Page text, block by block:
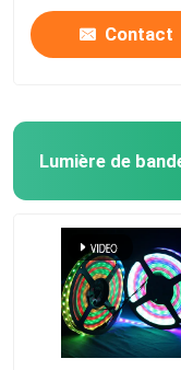
Contact
Lumière de